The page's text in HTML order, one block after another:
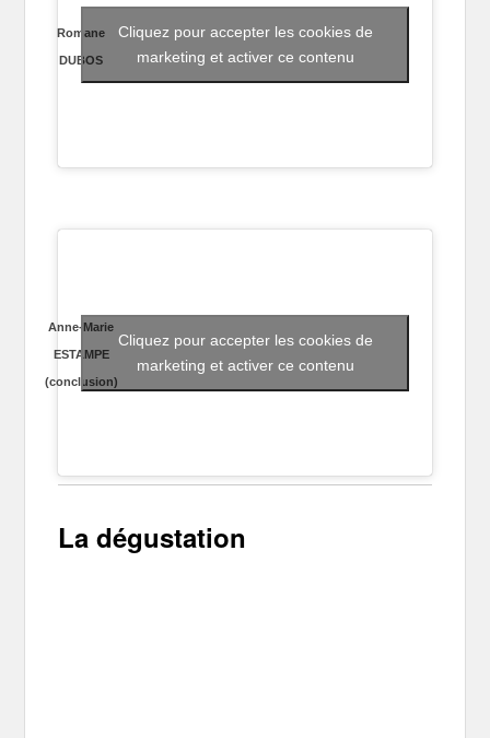
Romane
DUBOS
Cliquez pour accepter les cookies de
marketing et activer ce contenu
Anne-Marie
ESTAMPE
(conclusion)
Cliquez pour accepter les cookies de
marketing et activer ce contenu
La dégustation